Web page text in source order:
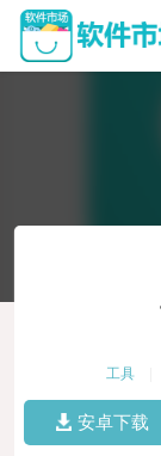
工具
安卓下载